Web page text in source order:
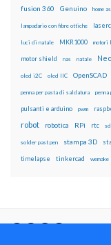
fusion 360 Genuino home
lampadario con fibre ottiche
luci di natale MKR1000 motori
motor shield nas natale
oled i2C oled IIC OpenSCAD
penna per pasta di saldatura
pulsanti e arduino pwm
robot robotica RPi rtc
solder past pen stampa 3D
timelapse tinkercad wemake